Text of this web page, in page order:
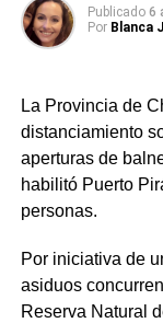
Publicado 6
Por Blanca
La Provincia de
distanciamiento
aperturas de
habilitó Puerto
personas.
Por iniciativa de
asiduos
Reserva Natural